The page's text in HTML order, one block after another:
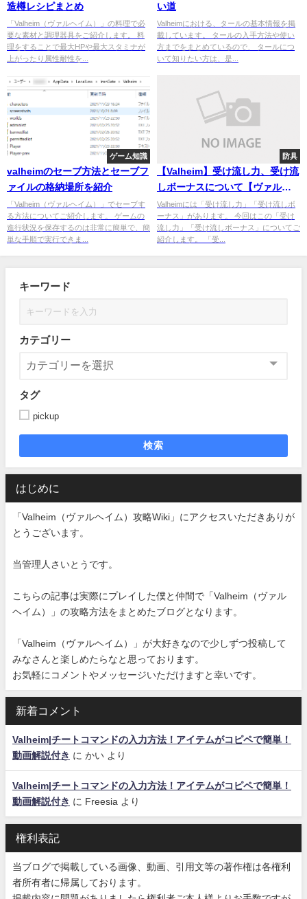
造樽レシピまとめ
「Valheim（ヴァルヘイム）」の料理で必
要な素材と調理器具をご紹介します。 料
理をすることで最大HPや最大スタミナが
上がったり属性耐性を...
い道
Valheimにおける、タールの基本情報を掲
載しています。 タールの入手方法や使い
方までをまとめているので、 タールにつ
いて知りたい方は、是...
ゲーム知識
valheimのセーブ方法とセーブフ
ァイルの格納場所を紹介
「Valheim（ヴァルヘイム）」でセーブす
る方法についてご紹介します。 ゲームの
進行状況を保存するのは非常に簡単で、簡
単な手順で実行できま...
防具
【Valheim】受け流し力、受け流
しボーナスについて【ヴァルハ
イム】
Valheimには「受け流し力」「受け流しボ
ーナス」があります。 今回はこの「受け
流し力」「受け流しボーナス」についてご
紹介します。 「受...
キーワード
カテゴリー
タグ
pickup
検索
はじめに
「Valheim（ヴァルヘイム）攻略Wiki」にアクセスいただきありが
とうございます。
当管理人さいとうです。
こちらの記事は実際にプレイした僕と仲間で「Valheim（ヴァル
ヘイム）」の攻略方法をまとめたブログとなります。
「Valheim（ヴァルヘイム）」が大好きなので少しずつ投稿して
みなさんと楽しめたらなと思っております。
お気軽にコメントやメッセージいただけますと幸いです。
新着コメント
Valheim|チートコマンドの入力方法！アイテムがコピペで簡単！
動画解説付き に かい より
Valheim|チートコマンドの入力方法！アイテムがコピペで簡単！
動画解説付き に Freesia より
権利表記
当ブログで掲載している画像、動画、引用文等の著作権は各権利
者所有者に帰属しております。